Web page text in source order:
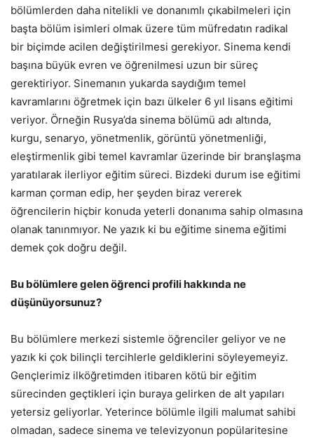
bölümlerden daha nitelikli ve donanımlı çıkabilmeleri için
başta bölüm isimleri olmak üzere tüm müfredatın radikal
bir biçimde acilen değiştirilmesi gerekiyor. Sinema kendi
başına büyük evren ve öğrenilmesi uzun bir süreç
gerektiriyor. Sinemanın yukarda saydığım temel
kavramlarını öğretmek için bazı ülkeler 6 yıl lisans eğitimi
veriyor. Örneğin Rusya’da sinema bölümü adı altında,
kurgu, senaryo, yönetmenlik, görüntü yönetmenliği,
eleştirmenlik gibi temel kavramlar üzerinde bir branşlaşma
yaratılarak ilerliyor eğitim süreci. Bizdeki durum ise eğitimi
karman çorman edip, her şeyden biraz vererek
öğrencilerin hiçbir konuda yeterli donanıma sahip olmasına
olanak tanınmıyor. Ne yazık ki bu eğitime sinema eğitimi
demek çok doğru değil.
Bu bölümlere gelen öğrenci profili hakkında ne
düşünüyorsunuz?
Bu bölümlere merkezi sistemle öğrenciler geliyor ve ne
yazık ki çok bilinçli tercihlerle geldiklerini söyleyemeyiz.
Gençlerimiz ilköğretimden itibaren kötü bir eğitim
sürecinden geçtikleri için buraya gelirken de alt yapıları
yetersiz geliyorlar. Yeterince bölümle ilgili malumat sahibi
olmadan, sadece sinema ve televizyonun popülaritesine